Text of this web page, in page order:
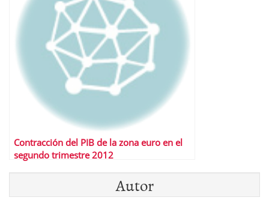
Contracción del PIB de la zona euro en el
segundo trimestre 2012
Autor